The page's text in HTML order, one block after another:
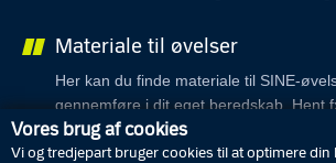
Vores brug af cookies
Vi og tredjepart bruger cookies til at optimere din
Materiale til øvelser
Her kan du finde materiale til SINE-
gennemføre i dit eget beredskab. Hent
sænke slagskibe.